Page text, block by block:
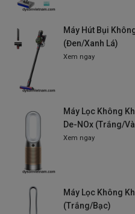
Máy Hút Bụi
(Đen/Xanh Lá)
Xem ngay
Máy Lọc Không
De-NOx (Trắng/
Xem ngay
Máy Lọc Không
(Trắng/Bạc)